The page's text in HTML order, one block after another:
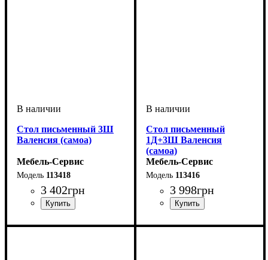
Стол письменный 3Ш
Валенсия (самоа)
Мебель-Сервис
113418
3 402грн
Стол письменный
1Д+3Ш Валенсия
(самоа)
Мебель-Сервис
113416
3 998грн